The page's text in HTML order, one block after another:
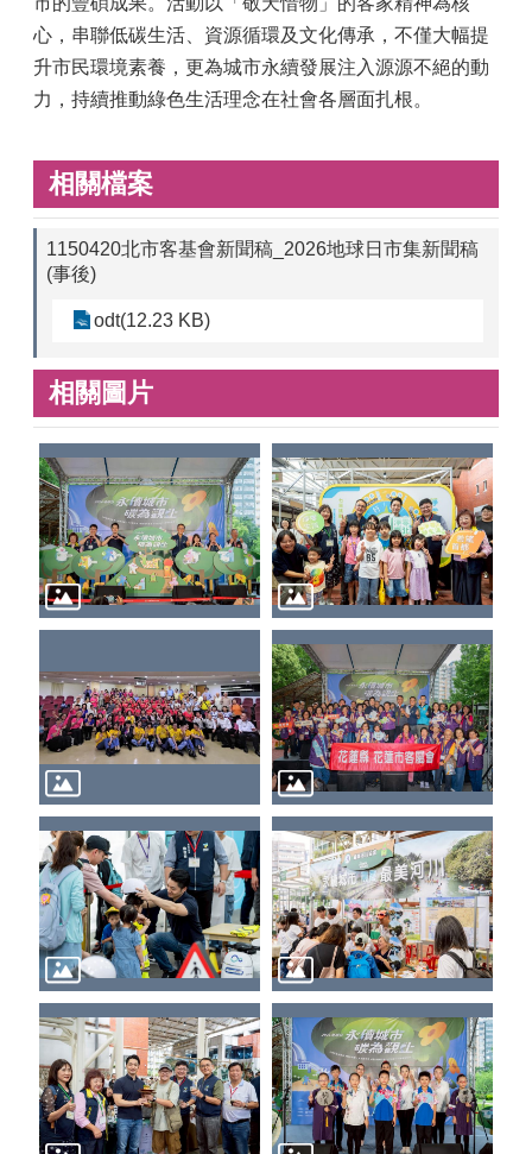
心，串聯低碳生活、資源循環及文化傳承，不僅大幅提
升市民環境素養，更為城市永續發展注入源源不絕的動
力，持續推動綠色生活理念在社會各層面扎根。
相關檔案
1150420北市客基會新聞稿_2026地球日市集新聞稿
(事後)
odt(12.23 KB)
相關圖片